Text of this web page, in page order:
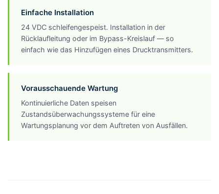
Einfache Installation
24 VDC schleifengespeist. Installation in der
Rücklaufleitung oder im Bypass-Kreislauf — so
einfach wie das Hinzufügen eines Drucktransmitters.
Vorausschauende Wartung
Kontinuierliche Daten speisen
Zustandsüberwachungssysteme für eine
Wartungsplanung vor dem Auftreten von Ausfällen.